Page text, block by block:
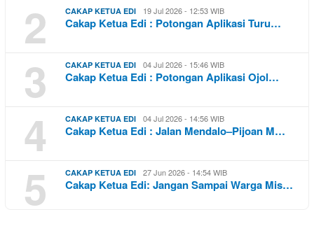
2 CAKAP KETUA EDI 19 Jul 2026 - 12:53 WIB
Cakap Ketua Edi : Potongan Aplikasi Turu…
3 CAKAP KETUA EDI 04 Jul 2026 - 15:46 WIB
Cakap Ketua Edi : Potongan Aplikasi Ojol…
4 CAKAP KETUA EDI 04 Jul 2026 - 14:56 WIB
Cakap Ketua Edi : Jalan Mendalo–Pijoan M…
5 CAKAP KETUA EDI 27 Jun 2026 - 14:54 WIB
Cakap Ketua Edi: Jangan Sampai Warga Mis…